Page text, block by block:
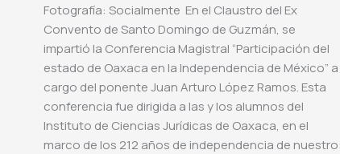
Fotografía: Socialmente En el Claustro del Ex
Convento de Santo Domingo de Guzmán, se
impartió la Conferencia Magistral “Participación del
estado de Oaxaca en la Independencia de México” a
cargo del ponente Juan Arturo López Ramos. Esta
conferencia fue dirigida a las y los alumnos del
Instituto de Ciencias Jurídicas de Oaxaca, en el
marco de los 212 años de independencia de nuestro